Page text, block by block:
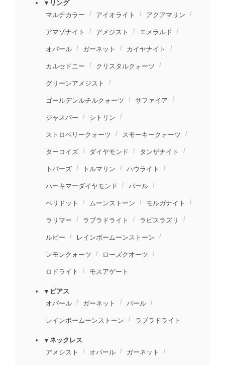
▼リング
マルチカラー
アイオライト アクアマリン
アマゾナイト アメジスト エメラルド
オパール ガーネット カイヤナイト
カルセドニー クリスタルクォーツ
グリーンアメジスト
ゴールデンルチルクォーツ サファイア
ジャスパー シトリン
ストロベリークォーツ スモーキークォーツ
ターコイズ ダイヤモンド タンザナイト
トパーズ トルマリン ハウライト
ハーキマーダイヤモンド パール
ペリドット ムーンストーン モルガナイト
ラリマー ラブラドライト ラピスラズリ
ルビー レインボームーンストーン
レモンクォーツ ローズクオーツ
ロドライト モスアゲート
▼ピアス
オパール
ガーネット パール
レインボームーンストーン ラブラドライト
▼ネックレス
アメシスト
オパール ガーネット